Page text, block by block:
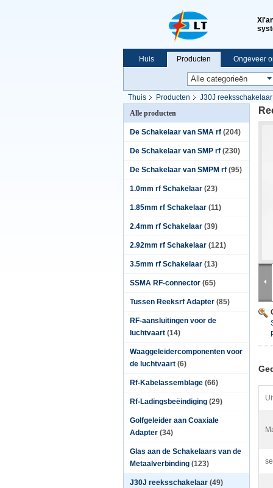
Huis Producten Ongeveer
Thuis Producten J30J reeksschakelaar
Alle producten
De Schakelaar van SMA rf (204)
De Schakelaar van SMP rf (230)
De Schakelaar van SMPM rf (95)
1.0mm rf Schakelaar (23)
1.85mm rf Schakelaar (11)
2.4mm rf Schakelaar (39)
2.92mm rf Schakelaar (121)
3.5mm rf Schakelaar (13)
SSMA RF-connector (65)
Tussen Reeksrf Adapter (85)
RF-aansluitingen voor de
luchtvaart (14)
Waaggeleidercomponenten voor
de luchtvaart (6)
Rf-Kabelassemblage (66)
Rf-Ladingsbeëindiging (29)
Golfgeleider aan Coaxiale
Adapter (34)
Glas aan de Schakelaars van de
Metaalverbinding (123)
J30J reeksschakelaar (49)